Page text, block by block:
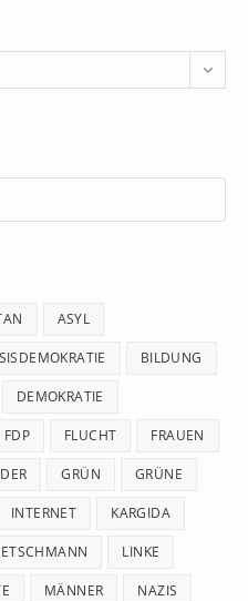
ASYL
BILDUNG
DEMOKRATIE
FDP FLUCHT FRAUEN
GRÜN GRÜNE
INTERNET KARGIDA
LINKE
MÄNNER NAZIS